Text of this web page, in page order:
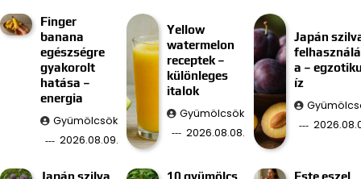
Finger
banana
egészségre
gyakorolt
hatása –
energia
Gyümölcsök
2026.08.09.
Yellow
watermelon
receptek –
különleges
italok
Gyümölcsök
2026.08.08.
Japán
a –
íz